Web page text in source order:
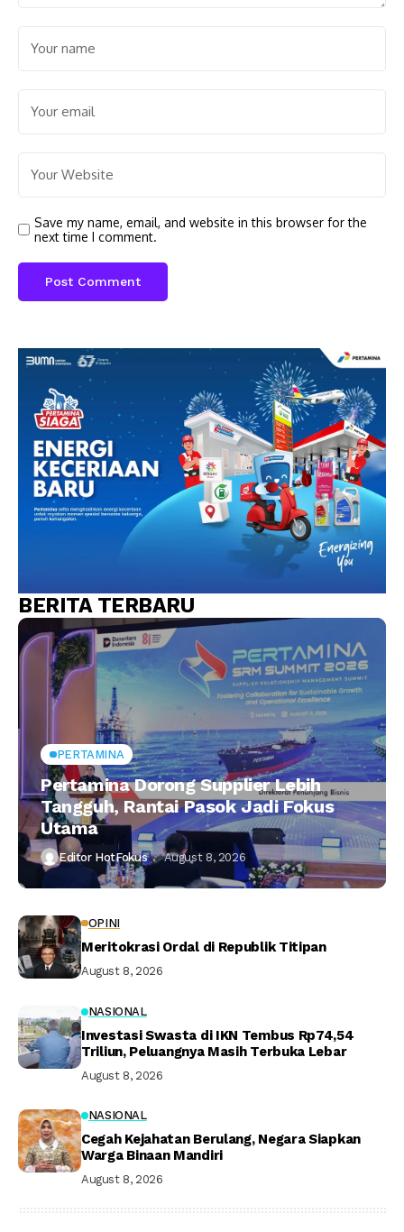
Save my name, email, and website in this browser for the
next time I comment.
BERITA TERBARU
PERTAMINA
Pertamina Dorong Supplier Lebih
Tangguh, Rantai Pasok Jadi Fokus
Utama
Editor HotFokus August 8, 2026
OPINI
Meritokrasi Ordal di Republik Titipan
August 8, 2026
NASIONAL
Investasi Swasta di IKN Tembus Rp74,54
Triliun, Peluangnya Masih Terbuka Lebar
August 8, 2026
NASIONAL
Cegah Kejahatan Berulang, Negara Siapkan
Warga Binaan Mandiri
August 8, 2026